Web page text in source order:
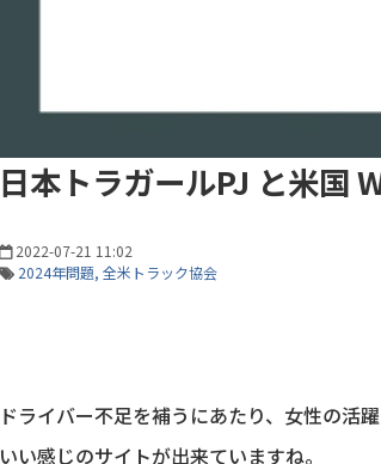
日本トラガールPJ と米
2022-07-21 11:02
2024年問題 全米トラック協会
ドライバー不足を補うにあたり、女性の活
いい感じのサイトが出来ていますね。